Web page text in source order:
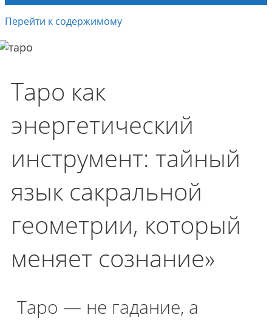
Перейти к содержимому
Таро как
энергетический
инструмент: тайный
язык сакральной
геометрии, который
меняет сознание»
Таро — не гадание, а